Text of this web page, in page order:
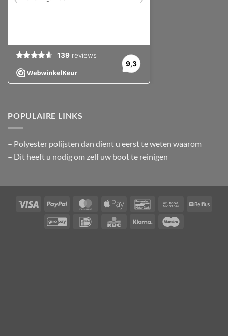
POPULAIRE LINKS
– Polyester polijsten dan dient u eerst te weten waarom
– Dit heeft u nodig om zelf uw boot te reinigen
Visa PayPal MasterCardApple
BancontactBank
GiroPay IDeal KBC Klarna